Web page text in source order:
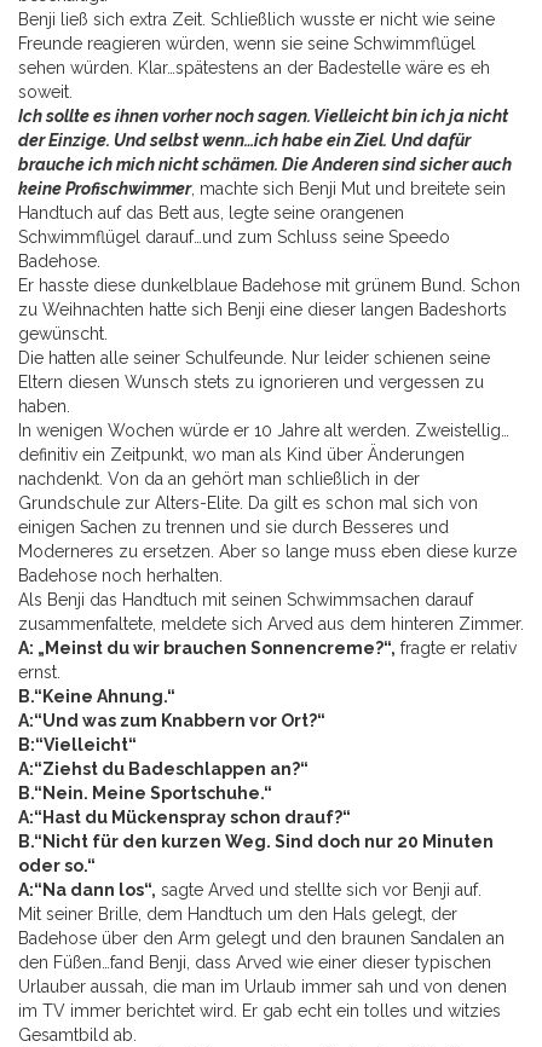
Benji ließ sich extra Zeit. Schließlich wusste er nicht wie seine
Freunde reagieren würden, wenn sie seine Schwimmflügel
sehen würden. Klar…spätestens an der Badestelle wäre es eh
soweit.
Ich sollte es ihnen vorher noch sagen. Vielleicht bin ich ja nicht
der Einzige. Und selbst wenn…ich habe ein Ziel. Und dafür
brauche ich mich nicht schämen. Die Anderen sind sicher auch
keine Profischwimmer, machte sich Benji Mut und breitete sein
Handtuch auf das Bett aus, legte seine orangenen
Schwimmflügel darauf…und zum Schluss seine Speedo
Badehose.
Er hasste diese dunkelblaue Badehose mit grünem Bund. Schon
zu Weihnachten hatte sich Benji eine dieser langen Badeshorts
gewünscht.
Die hatten alle seiner Schulfeunde. Nur leider schienen seine
Eltern diesen Wunsch stets zu ignorieren und vergessen zu
haben.
In wenigen Wochen würde er 10 Jahre alt werden. Zweistellig…
definitiv ein Zeitpunkt, wo man als Kind über Änderungen
nachdenkt. Von da an gehört man schließlich in der
Grundschule zur Alters-Elite. Da gilt es schon mal sich von
einigen Sachen zu trennen und sie durch Besseres und
Moderneres zu ersetzen. Aber so lange muss eben diese kurze
Badehose noch herhalten.
Als Benji das Handtuch mit seinen Schwimmsachen darauf
zusammenfaltete, meldete sich Arved aus dem hinteren Zimmer.
A: „Meinst du wir brauchen Sonnencreme?“, fragte er relativ
ernst.
B.“Keine Ahnung.“
A:“Und was zum Knabbern vor Ort?“
B:“Vielleicht“
A:“Ziehst du Badeschlappen an?“
B.“Nein. Meine Sportschuhe.“
A:“Hast du Mückenspray schon drauf?“
B.“Nicht für den kurzen Weg. Sind doch nur 20 Minuten
oder so.“
A:“Na dann los“, sagte Arved und stellte sich vor Benji auf.
Mit seiner Brille, dem Handtuch um den Hals gelegt, der
Badehose über den Arm gelegt und den braunen Sandalen an
den Füßen…fand Benji, dass Arved wie einer dieser typischen
Urlauber aussah, die man im Urlaub immer sah und von denen
im TV immer berichtet wird. Er gab echt ein tolles und witzies
Gesamtbild ab.